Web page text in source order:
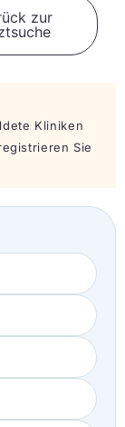
zur
Kliniken
Sie